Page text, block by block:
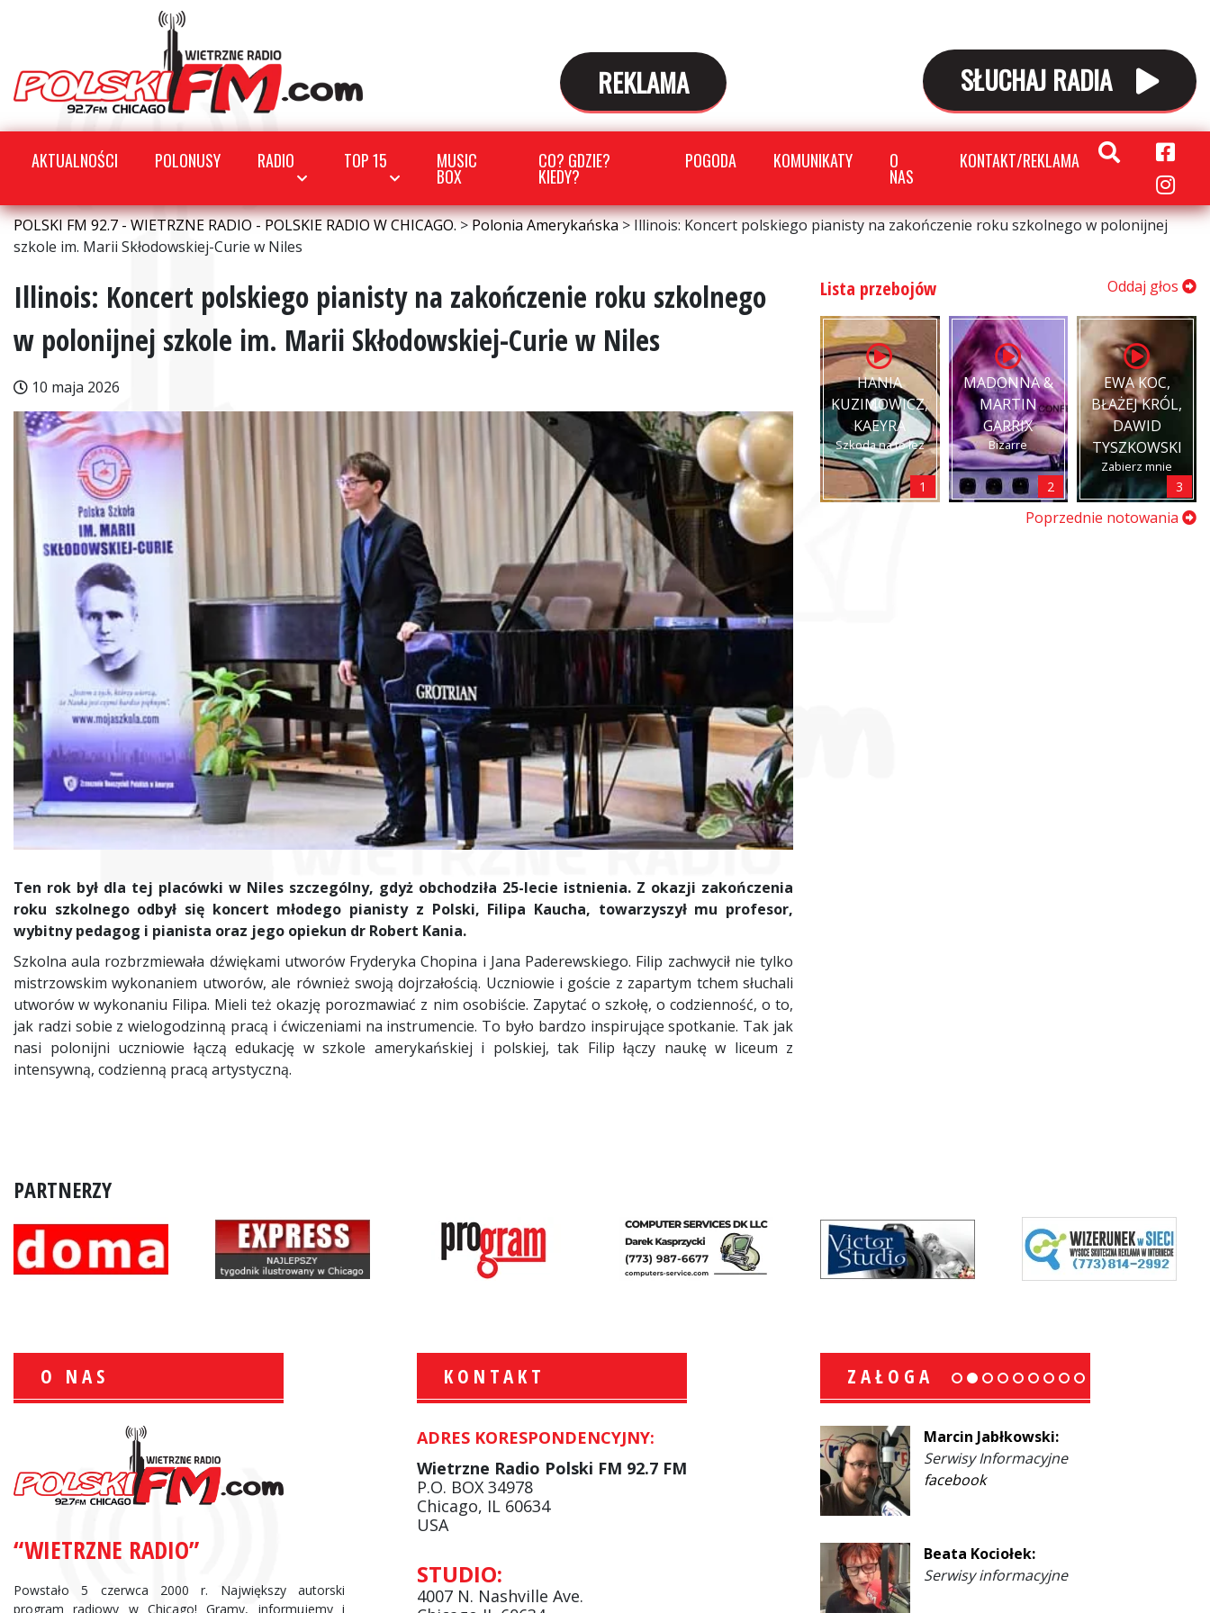
REKLAMA SŁUCHAJ RADIA
AKTUALNOŚCI POLONUSY RADIO TOP 15 MUSIC
BOX
CO? GDZIE?
KIEDY?
POGODA KOMUNIKATY O
NAS
KONTAKT/REKLAMA
POLSKI FM 92.7 - WIETRZNE RADIO - POLSKIE RADIO W CHICAGO.>Polonia Amerykańska>Illinois: Koncert polskiego pianisty na zakończenie roku szkolnego w polonijnej
szkole im. Marii Skłodowskiej-Curie w Niles
Illinois: Koncert polskiego pianisty na zakończenie roku szkolnego
w polonijnej szkole im. Marii Skłodowskiej-Curie w Niles
10 maja 2026
Ten rok był dla tej placówki w Niles szczególny, gdyż obchodziła 25-lecie istnienia. Z okazji zakończenia
roku szkolnego odbył się koncert młodego pianisty z Polski, Filipa Kaucha, towarzyszył mu profesor,
wybitny pedagog i pianista oraz jego opiekun dr Robert Kania.
Szkolna aula rozbrzmiewała dźwiękami utworów Fryderyka Chopina i Jana Paderewskiego. Filip zachwycił nie tylko
mistrzowskim wykonaniem utworów, ale również swoją dojrzałością. Uczniowie i goście z zapartym tchem słuchali
utworów w wykonaniu Filipa. Mieli też okazję porozmawiać z nim osobiście. Zapytać o szkołę, o codzienność, o to,
jak radzi sobie z wielogodzinną pracą i ćwiczeniami na instrumencie. To było bardzo inspirujące spotkanie. Tak jak
nasi polonijni uczniowie łączą edukację w szkole amerykańskiej i polskiej, tak Filip łączy naukę w liceum z
intensywną, codzienną pracą artystyczną.
Lista przebojów Oddaj głos
HANIA
KUZIMOWICZ,
KAEYRA
Szkoda na to łez
1
MADONNA &
MARTIN
GARRIX
Bizarre
2
EWA KOC,
BŁAŻEJ KRÓL,
DAWID
TYSZKOWSKI
Zabierz mnie
3
Poprzednie notowania
PARTNERZY
O NAS
“WIETRZNE RADIO”
Powstało 5 czerwca 2000 r. Największy autorski
program radiowy w Chicago! Gramy, informujemy i
KONTAKT
ADRES KORESPONDENCYJNY:
Wietrzne Radio Polski FM 92.7 FM
P.O. BOX 34978
Chicago, IL 60634
USA
STUDIO:
4007 N. Nashville Ave.
ZAŁOGA
Informacje Giełdowe
Krzysztof Wawer:
Komentator
facebook
Marcin Jabłkowski:
Serwisy Informacyjne
facebook
Beata Kociołek:
Serwisy informacyjne